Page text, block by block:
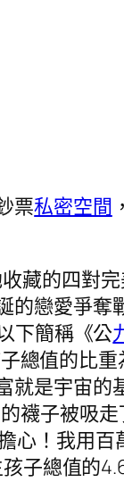
票私密空間
藏的四對
的戀愛爭奪
下簡稱《公
總值的比重
就是宇宙的
襪子被吸
心！我用百
子總值的